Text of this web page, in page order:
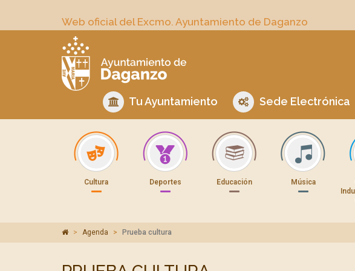
Web oficial del Excmo. Ayuntamiento de Daganzo
Tu Ayuntamiento Sede Electrónica
Cultura Deportes Educación Música
Agenda Prueba cultura